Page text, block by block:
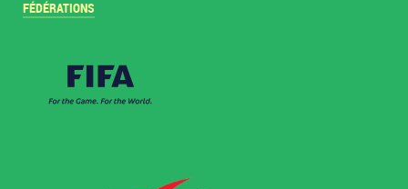
FÉDÉRATIONS